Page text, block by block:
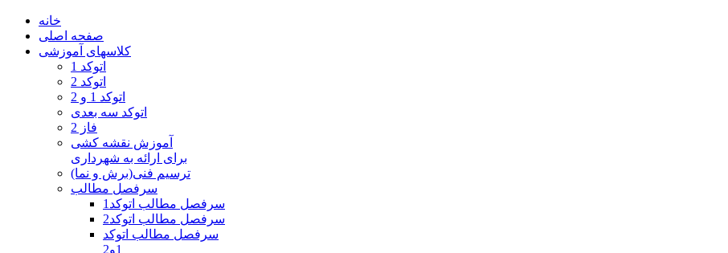
خانه
صفحه اصلی
کلاسهای آموزشی
اتوکد 1
اتوکد 2
اتوکد 1 و 2
اتوکد سه بعدی
فاز 2
آموزش نقشه کشی
برای ارائه به شهرداری
ترسیم فنی(برش و نما)
سرفصل مطالب
سرفصل مطالب اتوکد1
سرفصل مطالب اتوکد2
سرفصل مطالب اتوکد
1و2